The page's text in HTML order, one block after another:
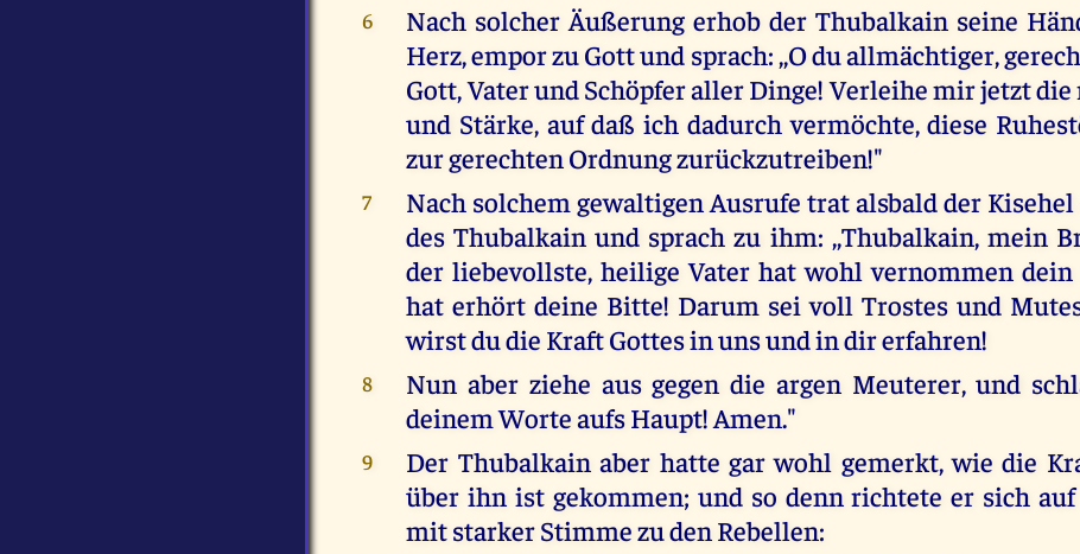
6
Nach solcher Äußerung erhob der Thubalkain seine
Herz, empor zu Gott und sprach: ,,O du allmächtiger,
Gott, Vater und Schöpfer aller Dinge! Verleihe mir jetzt
und Stärke, auf daß ich dadurch vermöchte, diese
zur gerechten Ordnung zurückzutreiben!"
7
Nach solchem gewaltigen Ausrufe trat alsbald der Kisehel
des Thubalkain und sprach zu ihm: ,,Thubalkain, mein
der liebevollste, heilige Vater hat wohl vernommen dein
hat erhört deine Bitte! Darum sei voll Trostes und
wirst du die Kraft Gottes in uns und in dir erfahren!
8
Nun aber ziehe aus gegen die argen Meuterer, und
deinem Worte aufs Haupt! Amen."
9
Der Thubalkain aber hatte gar wohl gemerkt, wie die
über ihn ist gekommen; und so denn richtete er sich
mit starker Stimme zu den Rebellen: